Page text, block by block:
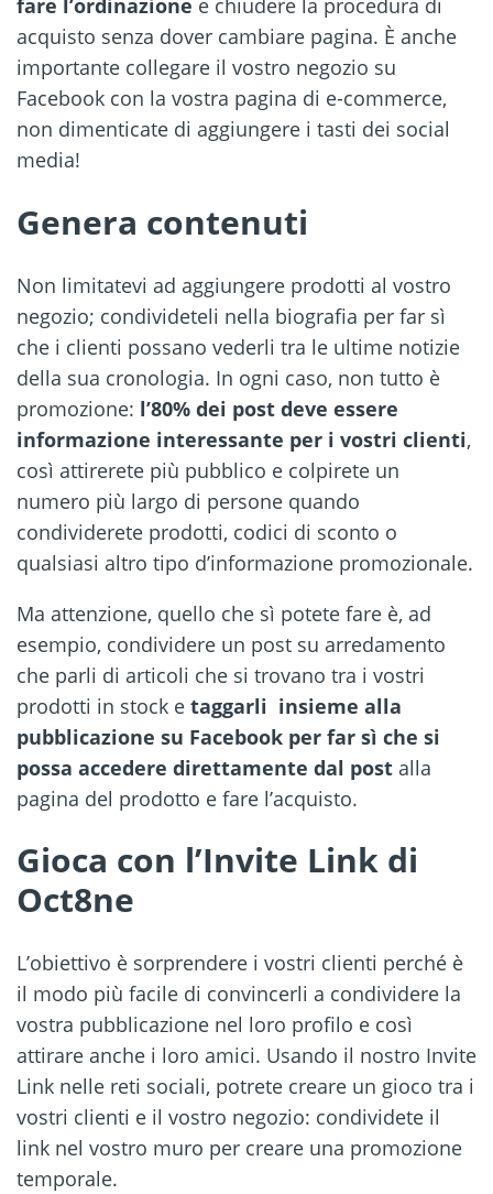
acquisto senza dover cambiare pagina. È anche
importante collegare il vostro negozio su
Facebook con la vostra pagina di e-commerce,
non dimenticate di aggiungere i tasti dei social
media!
Genera contenuti
Non limitatevi ad aggiungere prodotti al vostro
negozio; condivideteli nella biografia per far sì
che i clienti possano vederli tra le ultime notizie
della sua cronologia. In ogni caso, non tutto è
promozione: l’80% dei post deve essere
informazione interessante per i vostri clienti,
così attirerete più pubblico e colpirete un
numero più largo di persone quando
condividerete prodotti, codici di sconto o
qualsiasi altro tipo d’informazione promozionale.
Ma attenzione, quello che sì potete fare è, ad
esempio, condividere un post su arredamento
che parli di articoli che si trovano tra i vostri
prodotti in stock e taggarli insieme alla
pubblicazione su Facebook per far sì che si
possa accedere direttamente dal post alla
pagina del prodotto e fare l’acquisto.
Gioca con l’Invite Link di
Oct8ne
L’obiettivo è sorprendere i vostri clienti perché è
il modo più facile di convincerli a condividere la
vostra pubblicazione nel loro profilo e così
attirare anche i loro amici. Usando il nostro Invite
Link nelle reti sociali, potrete creare un gioco tra i
vostri clienti e il vostro negozio: condividete il
link nel vostro muro per creare una promozione
temporale.